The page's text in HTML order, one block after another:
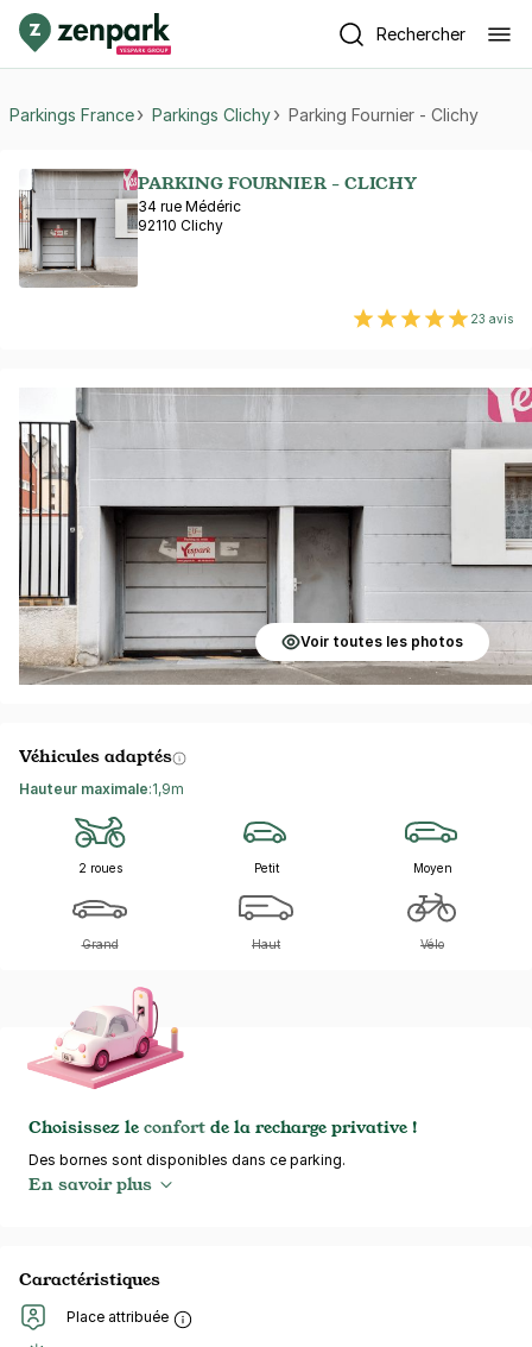
Rechercher
Parkings France Parkings Clichy Parking Fournier - Clichy
PARKING FOURNIER - CLICHY
34 rue Médéric
92110 Clichy
23 avis
Voir toutes les photos
Véhicules adaptés
Hauteur maximale:1,9m
2 roues Petit Moyen
Grand Haut Vélo
Choisissez le confort de la recharge privative !
Des bornes sont disponibles dans ce parking.
En savoir plus
Caractéristiques
Place attribuée